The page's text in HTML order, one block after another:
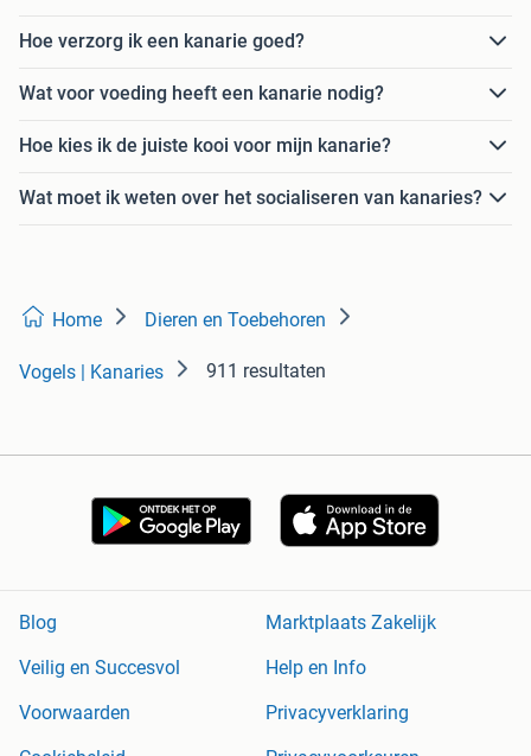
Hoe verzorg ik een kanarie goed?
Wat voor voeding heeft een kanarie nodig?
Hoe kies ik de juiste kooi voor mijn kanarie?
Wat moet ik weten over het socialiseren van kanaries?
Home Dieren en Toebehoren
Vogels | Kanaries 911 resultaten
Blog
Marktplaats Zakelijk
Veilig en Succesvol
Help en Info
Voorwaarden
Privacyverklaring